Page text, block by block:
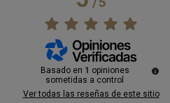
Basado en 1 opiniones
sometidas a control
Ver todas las reseñas de este sitio